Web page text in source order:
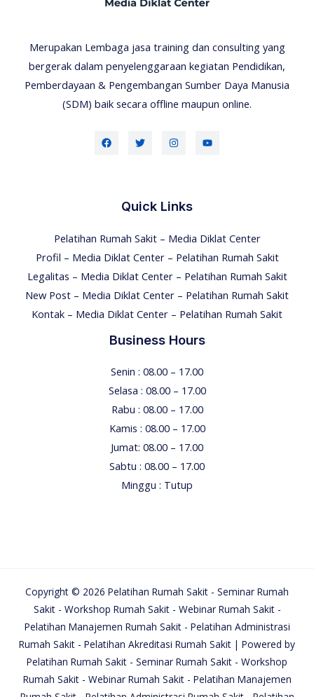
Merupakan Lembaga jasa training dan consulting yang
bergerak dalam penyelenggaraan kegiatan Pendidikan,
Pemberdayaan & Pengembangan Sumber Daya Manusia
(SDM) baik secara offline maupun online.
Quick Links
Pelatihan Rumah Sakit – Media Diklat Center
Profil – Media Diklat Center – Pelatihan Rumah Sakit
Legalitas – Media Diklat Center – Pelatihan Rumah Sakit
New Post – Media Diklat Center – Pelatihan Rumah Sakit
Kontak – Media Diklat Center – Pelatihan Rumah Sakit
Business Hours
Senin : 08.00 – 17.00
Selasa : 08.00 – 17.00
Rabu : 08.00 – 17.00
Kamis : 08.00 – 17.00
Jumat: 08.00 – 17.00
Sabtu : 08.00 – 17.00
Minggu : Tutup
Copyright © 2026 Pelatihan Rumah Sakit - Seminar Rumah
Sakit - Workshop Rumah Sakit - Webinar Rumah Sakit -
Pelatihan Manajemen Rumah Sakit - Pelatihan Administrasi
Rumah Sakit - Pelatihan Akreditasi Rumah Sakit | Powered by
Pelatihan Rumah Sakit - Seminar Rumah Sakit - Workshop
Rumah Sakit - Webinar Rumah Sakit - Pelatihan Manajemen